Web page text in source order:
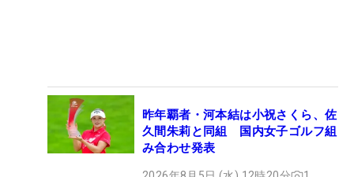
昨年覇者・河本結は小祝さくら、佐
久間朱莉と同組 国内女子ゴルフ組
み合わせ発表